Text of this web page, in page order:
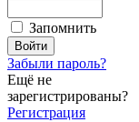
Запомнить
Забыли пароль?
Ещё не
зарегистрированы?
Регистрация